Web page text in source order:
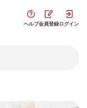
ヘルプ会員登録ログイン